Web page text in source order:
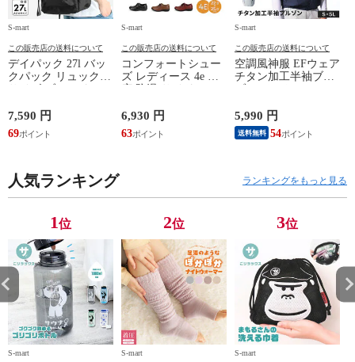
S-mart
この販売店の送料について
デイパック 27l バッ
クパック リュック
鞄 機内持ち込み 夏
スラッシャー
THRASHER r1929
7,590 円
69
S-mart
この販売店の送料について
コンフォートシュー
ズ レディース 4e 幅
シューズ 黒 トパー
ズ モア 靴 カジュア
ルシューズ 外反母趾
TOPAZ 1410
6,930 円
63
S-mart
この販売店の送料について
空調風神服 EFウェア
チタン加工半袖ブル
ジャケット 遮熱 作
業服 作業着 上着 ア
タックベース KF100
5,990 円
送料無料 54
人気ランキング ランキングをもっと見る
1位
S-mart
2位
S-mart
3位
S-mart